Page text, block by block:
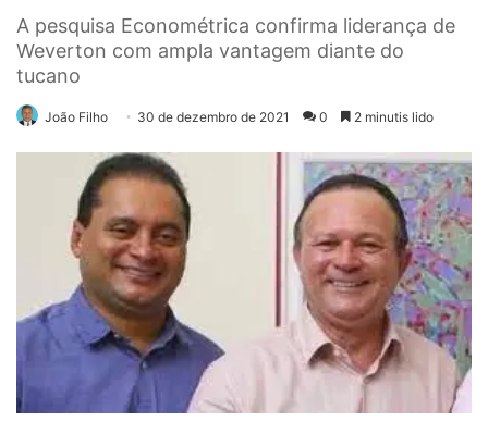
A pesquisa Econométrica confirma liderança de
Weverton com ampla vantagem diante do
tucano
João Filho 30 de dezembro de 2021 0 2 minutis lido